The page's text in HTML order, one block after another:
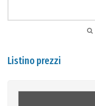
Listino prezzi